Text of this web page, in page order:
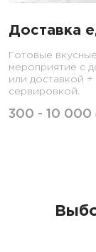
Доставка
Готовые
мероприятие с
или доставкой +
сервировкой.
300 - 10 000